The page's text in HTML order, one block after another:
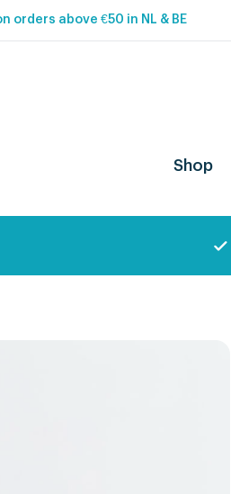
orders above €50 in NL & BE
Shop